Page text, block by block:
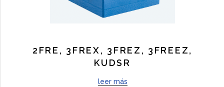
2FRE, 3FREX, 3FREZ, 3FREEZ,
KUDSR
leer más